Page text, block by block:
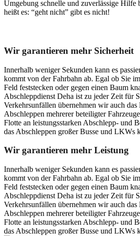
Umgebung schnelle und zuverlässige Hilfe
heißt es: “geht nicht” gibt es nicht!
Wir garantieren mehr Sicherheit
Innerhalb weniger Sekunden kann es
kommt von der Fahrbahn ab. Egal ob Sie
Feld feststecken oder gegen einen Baum
Abschleppdienst Deha ist zu jeder Zeit für
Verkehrsunfällen übernehmen wir auch das
Abschleppen mehrerer beteiligter
Flotte an leistungsstarken Abschlepp- und
das Abschleppen großer Busse und LKWs
Wir garantieren mehr Leistung
Innerhalb weniger Sekunden kann es
kommt von der Fahrbahn ab. Egal ob Sie
Feld feststecken oder gegen einen Baum
Abschleppdienst Deha ist zu jeder Zeit für
Verkehrsunfällen übernehmen wir auch das
Abschleppen mehrerer beteiligter
Flotte an leistungsstarken Abschlepp- und
das Abschleppen großer Busse und LKWs